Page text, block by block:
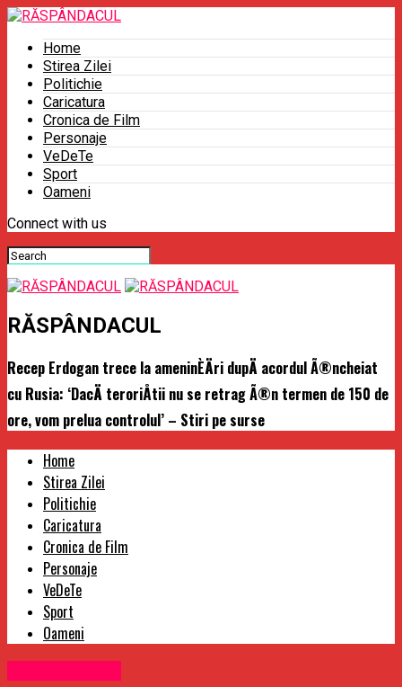
Home
Stirea Zilei
Politichie
Caricatura
Cronica de Film
Personaje
VeDeTe
Sport
Oameni
Connect with us
RĂSPÂNDACUL
Recep Erdogan trece la ameninÈÄri dupÄ acordul Ã®ncheiat
cu Rusia: ‘DacÄ teroriÅtii nu se retrag Ã®n termen de 150 de
ore, vom prelua controlul’ – Stiri pe surse
Home
Stirea Zilei
Politichie
Caricatura
Cronica de Film
Personaje
VeDeTe
Sport
Oameni